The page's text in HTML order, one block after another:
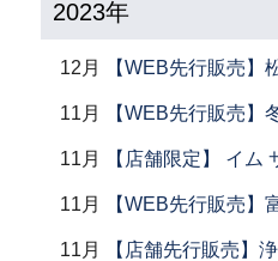
2023年
12月 【WEB先行販売】
11月 【WEB先行販売】
11月 【店舗限定】 イ
11月 【WEB先行販売】
11月 【店舗先行販売】